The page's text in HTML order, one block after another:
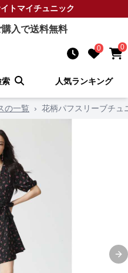
トマイチュニック
入で送料無料
0 0
索 人気ランキング
の一覧 › 花柄パフスリーブチュ